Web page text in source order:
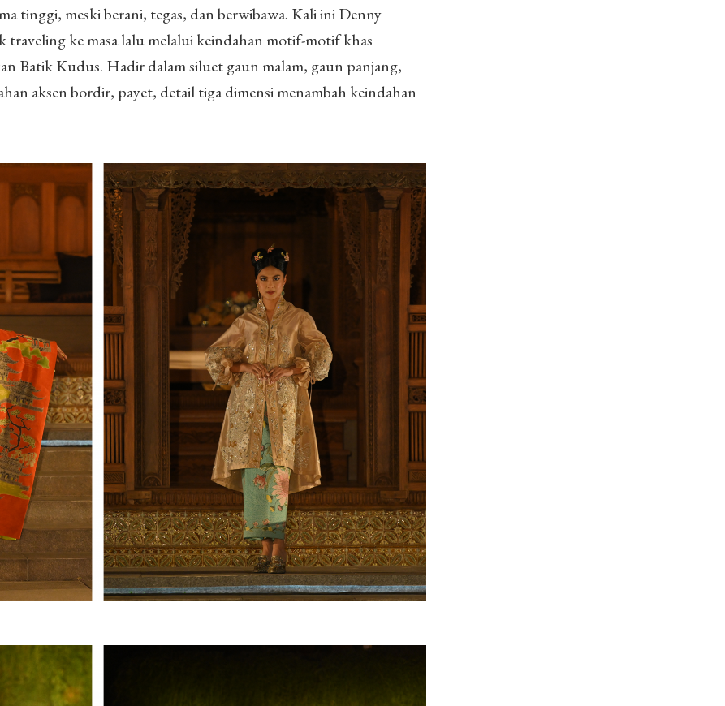
tinggi, meski berani, tegas, dan berwibawa. Kali ini Denny
traveling ke masa lalu melalui keindahan motif-motif khas
Batik Kudus. Hadir dalam siluet gaun malam, gaun panjang,
aksen bordir, payet, detail tiga dimensi menambah keindahan